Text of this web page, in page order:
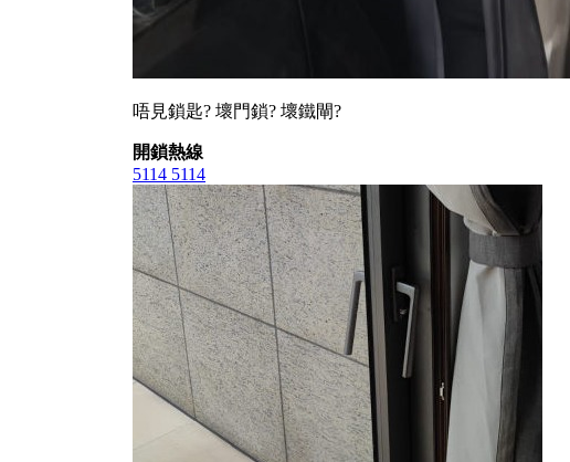
唔見鎖匙? 壞門鎖? 壞鐵閘?
開鎖熱線
5114 5114